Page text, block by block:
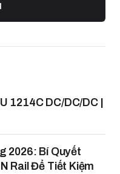
1214C DC/DC/DC |
2026: Bí Quyết
Rail Để Tiết Kiệm